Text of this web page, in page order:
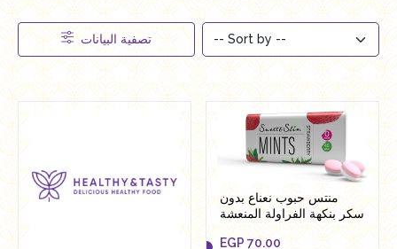
تصفية البيانات
منتس حبوب نعناع بدون
سكر بنكهة الفراولة المنعشة
من سويت اند سليم
EGP 70.00